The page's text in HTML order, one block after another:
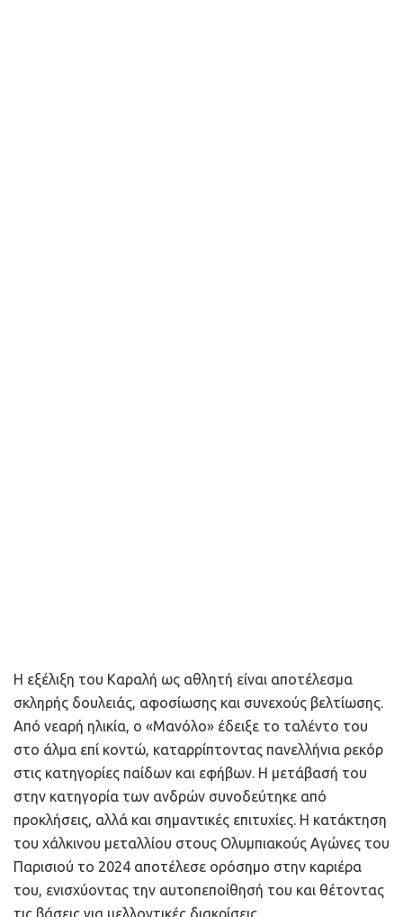
Η εξέλιξη του Καραλή ως αθλητή είναι αποτέλεσμα
σκληρής δουλειάς, αφοσίωσης και συνεχούς βελτίωσης.
Από νεαρή ηλικία, ο «Μανόλο» έδειξε το ταλέντο του
στο άλμα επί κοντώ, καταρρίπτοντας πανελλήνια ρεκόρ
στις κατηγορίες παίδων και εφήβων. Η μετάβασή του
στην κατηγορία των ανδρών συνοδεύτηκε από
προκλήσεις, αλλά και σημαντικές επιτυχίες. Η κατάκτηση
του χάλκινου μεταλλίου στους Ολυμπιακούς Αγώνες του
Παρισιού το 2024 αποτέλεσε ορόσημο στην καριέρα
του, ενισχύοντας την αυτοπεποίθησή του και θέτοντας
τις βάσεις για μελλοντικές διακρίσεις.